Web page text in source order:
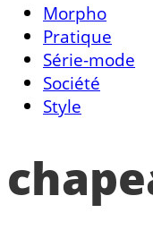
Morpho
Pratique
Série-mode
Société
Style